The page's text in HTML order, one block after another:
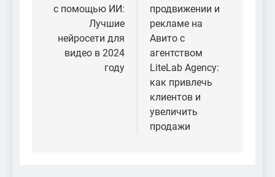
Мастерфайбр в
записям
с помощью ИИ:
Лучшие
нейросети для
видео в 2024
году
продвижении и
рекламе на
Авито с
агентством
LiteLab Agency:
как привлечь
клиентов и
увеличить
продажи